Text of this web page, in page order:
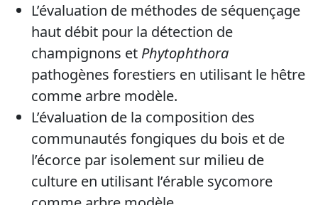
L’évaluation de méthodes de séquençage
haut débit pour la détection de
champignons et Phytophthora
pathogènes forestiers en utilisant le hêtre
comme arbre modèle.
L’évaluation de la composition des
communautés fongiques du bois et de
l’écorce par isolement sur milieu de
culture en utilisant l’érable sycomore